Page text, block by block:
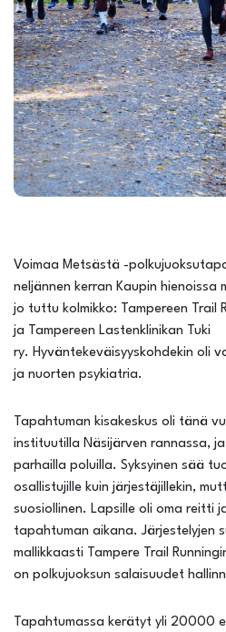
Voimaa Metsästä -
neljännen kerran Kaupin hienoissa
jo tuttu kolmikko: Tampereen Trail
ja Tampereen Lastenklinikan Tuki
ry. Hyväntekeväisyyskohdekin oli
ja nuorten psykiatria.
Tapahtuman kisakeskus oli tänä
instituutilla Näsijärven rannassa,
parhailla poluilla. Syksyinen sää
osallistujille kuin järjestäjillekin,
suosiollinen. Lapsille oli oma reitti
tapahtuman aikana. Järjestelyjen
mallikkaasti Tampere Trail
on polkujuoksun salaisuudet
Tapahtumassa kerätyt yli 20000